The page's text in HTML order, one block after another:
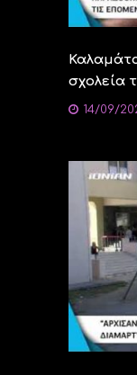
σχολεία
14/09/